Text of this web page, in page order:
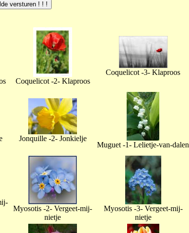
Coquelicot -2- Klaproos
Coquelicot -3- Klaproos
Jonquille -2- Jonkielje
Muguet -1- Lelietje-van-dalen
Myosotis -2- Vergeet-mij-
nietje
Myosotis -3- Vergeet-mij-
nietje